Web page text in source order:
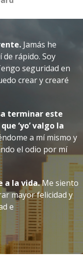
Jamás he
rápido. Soy
seguridad en
crear y crearé
terminar este
‘yo’ valgo la
a mí mismo y
el odio por mí
a la vida.Me siento
mayor felicidad y
e